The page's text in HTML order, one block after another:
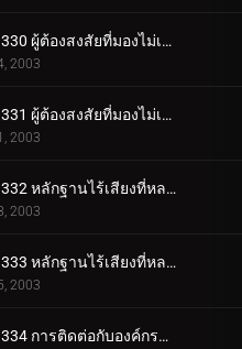
ตอนที่ 330 ผู้ต้องสงสัยที่มองไม่เห็น (ตอนแรก)
2003
ตอนที่ 331 ผู้ต้องสงสัยที่มองไม่เห็น (ตอนจบ)
2003
ตอนที่ 332 หลักฐานไร้เสียงที่หลงเหลืออยู่ (ตอนแรก)
2003
ตอนที่ 333 หลักฐานไร้เสียงที่หลงเหลืออยู่ (ตอนจบ)
2003
ตอนที่ 334 การติดต่อกับองค์กรชุดดำ (ภาคเจรจา)